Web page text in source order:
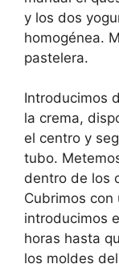
y los dos
homogénea.
pastelera.
Introducimos
la crema,
el centro y
tubo.
dentro de los
Cubrimos con
introducimos
horas hasta
los moldes